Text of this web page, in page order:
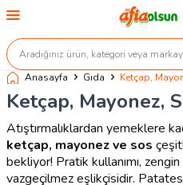
Anasayfa Gıda Ketçap,
Ketçap, Mayonez,
Atıştırmalıklardan yemeklere
ketçap, mayonez ve sos
bekliyor! Pratik kullanımı, zengin
vazgeçilmez eşlikçisidir. Patates